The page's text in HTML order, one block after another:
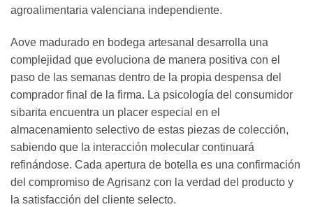
agroalimentaria valenciana independiente.
Aove madurado en bodega artesanal desarrolla una
complejidad que evoluciona de manera positiva con el
paso de las semanas dentro de la propia despensa del
comprador final de la firma. La psicología del consumidor
sibarita encuentra un placer especial en el
almacenamiento selectivo de estas piezas de colección,
sabiendo que la interacción molecular continuará
refinándose. Cada apertura de botella es una confirmación
del compromiso de Agrisanz con la verdad del producto y
la satisfacción del cliente selecto.